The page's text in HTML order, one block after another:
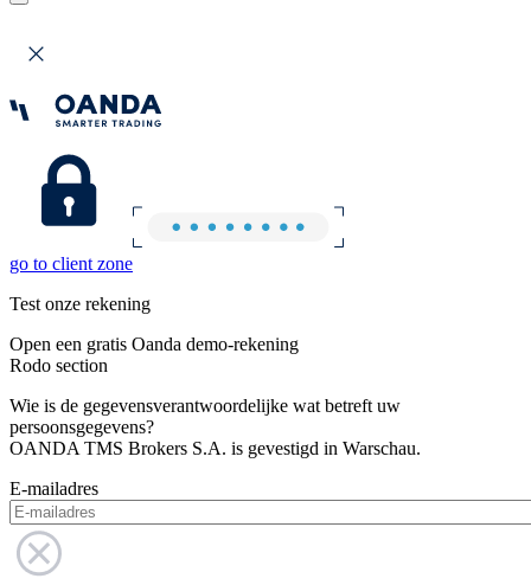
go to client zone
Test onze rekening
Open een gratis Oanda demo-rekening
Rodo section
Wie is de gegevensverantwoordelijke wat betreft uw
persoonsgegevens?
OANDA TMS Brokers S.A. is gevestigd in Warschau.
E-mailadres